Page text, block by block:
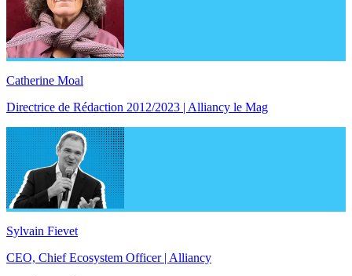
Catherine Moal
Directrice de Rédaction 2012/2023 | Alliancy le Mag
Sylvain Fievet
CEO, Chief Ecosystem Officer | Alliancy